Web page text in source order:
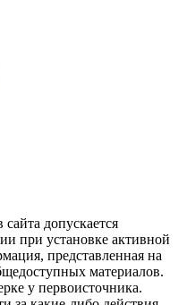
допускается
при установке активной
представленная на
материалов.
у первоисточника.